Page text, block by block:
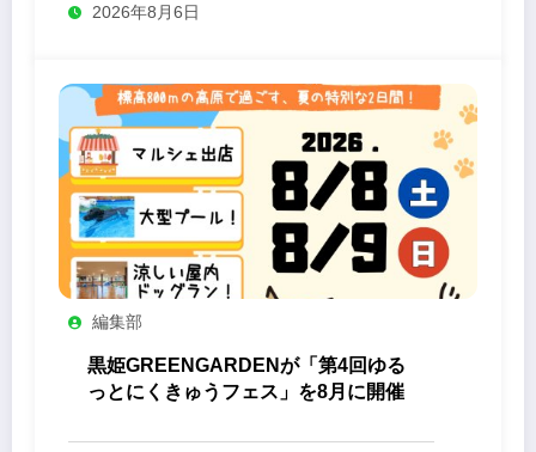
2026年8月6日
編集部
黒姫GREENGARDENが「第4回ゆる
っとにくきゅうフェス」を8月に開催